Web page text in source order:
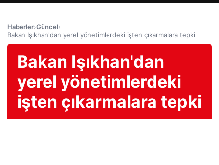
Haberler›Güncel›
Bakan Işıkhan'dan yerel yönetimlerdeki işten çıkarmalara tepki
Bakan Işıkhan'dan
yerel yönetimlerdeki
işten çıkarmalara tepki